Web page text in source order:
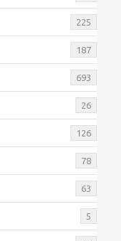
225
187
693
26
126
78
63
5